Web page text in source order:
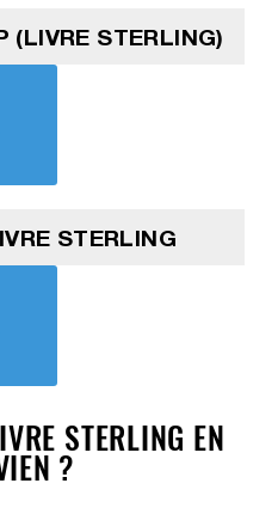
(LIVRE STERLING)
STERLING
STERLING EN
?